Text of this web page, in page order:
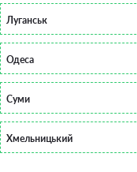
Луганськ
Одеса
Суми
Хмельницький